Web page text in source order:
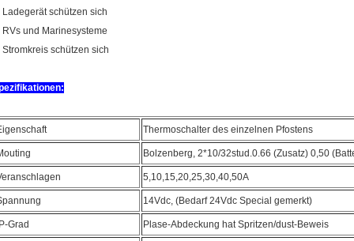
Ladegerät schützen sich
RVs und Marinesysteme
Stromkreis schützen sich
Thermoschalter des einzelnen Pfostens
Bolzenberg, 2*10/32stud.0.66 (Zusatz) 0,50
5,10,15,20,25,30,40,50A
14Vdc, (Bedarf 24Vdc Special gemerkt)
Grad Plase-Abdeckung hat Spritzen/dust-Beweis